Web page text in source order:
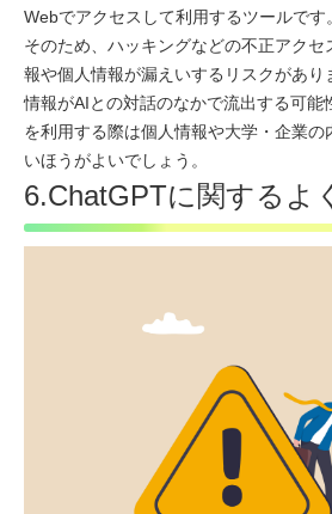
Webでアクセスして利用するツールです。
そのため、ハッキングなどの不正アク
報や個人情報が漏えいするリスクがあり
情報がAIとの対話のなかで流出する可能
を利用する際は個人情報や大学・企業の
いほうがよいでしょう。
6.ChatGPTに関するよ